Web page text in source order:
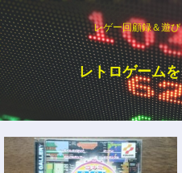
レゲー回顧録＆遊
レトロゲーム